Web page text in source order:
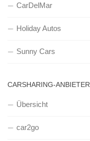
CarDelMar
Holiday Autos
Sunny Cars
CARSHARING-ANBIETER
Übersicht
car2go